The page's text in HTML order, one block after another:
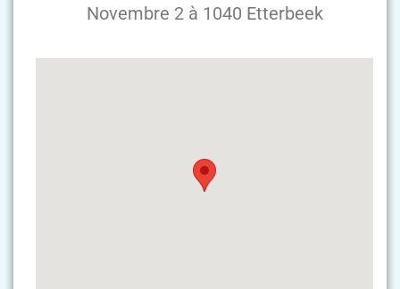
Novembre 2 à 1040 Etterbeek